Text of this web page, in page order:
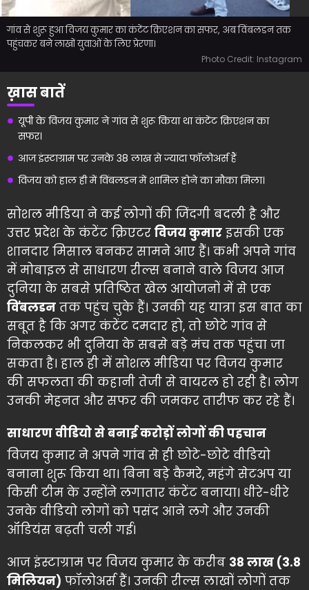
गांव से शुरू हुआ विजय कुमार का कंटेंट क्रिएशन का सफर, अब विंबलडन तक
पहुंचकर बने लाखों युवाओं के लिए प्रेरणा।
Photo Credit: Instagram
ख़ास बातें
यूपी के विजय कुमार ने गांव से शुरू किया था कंटेंट क्रिएशन का
सफर।
आज इंस्टाग्राम पर उनके 38 लाख से ज्यादा फॉलोअर्स हैं
विजय को हाल ही में विंबलडन में शामिल होने का मौका मिला।
सोशल मीडिया ने कई लोगों की जिंदगी बदली है और
उत्तर प्रदेश के कंटेंट क्रिएटर विजय कुमार इसकी एक
शानदार मिसाल बनकर सामने आए हैं। कभी अपने गांव
में मोबाइल से साधारण रील्स बनाने वाले विजय आज
दुनिया के सबसे प्रतिष्ठित खेल आयोजनों में से एक
विंबलडन तक पहुंच चुके हैं। उनकी यह यात्रा इस बात का
सबूत है कि अगर कंटेंट दमदार हो, तो छोटे गांव से
निकलकर भी दुनिया के सबसे बड़े मंच तक पहुंचा जा
सकता है। हाल ही में सोशल मीडिया पर विजय कुमार
की सफलता की कहानी तेजी से वायरल हो रही है। लोग
उनकी मेहनत और सफर की जमकर तारीफ कर रहे हैं।
साधारण वीडियो से बनाई करोड़ों लोगों की पहचान
विजय कुमार ने अपने गांव से ही छोटे-छोटे वीडियो
बनाना शुरू किया था। बिना बड़े कैमरे, महंगे सेटअप या
किसी टीम के उन्होंने लगातार कंटेंट बनाया। धीरे-धीरे
उनके वीडियो लोगों को पसंद आने लगे और उनकी
ऑडियंस बढ़ती चली गई।
आज इंस्टाग्राम पर विजय कुमार के करीब 38 लाख (3.8
मिलियन) फॉलोअर्स हैं। उनकी रील्स लाखों लोगों तक